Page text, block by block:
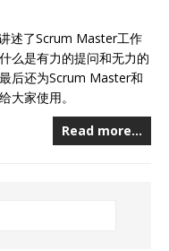
述了Scrum Master工作
么是有力的提问和无力的
后还为Scrum Master和
大家使用。
Read more…